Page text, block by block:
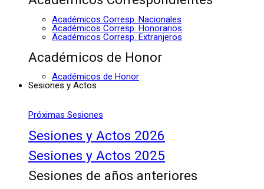
Académicos Corresp. Nacionales
Académicos Corresp. Honorarios
Académicos Corresp. Extranjeros
Académicos de Honor
Académicos de Honor
Sesiones y Actos
Próximas Sesiones
Sesiones y Actos 2026
Sesiones y Actos 2025
Sesiones de años anteriores